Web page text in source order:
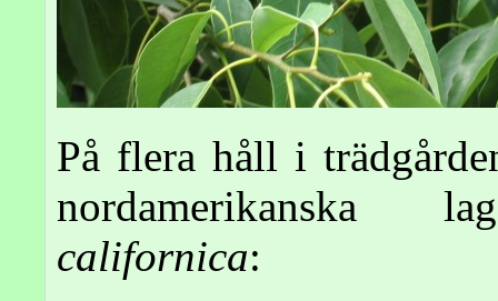
På flera håll i
nordamerikanska
californica: